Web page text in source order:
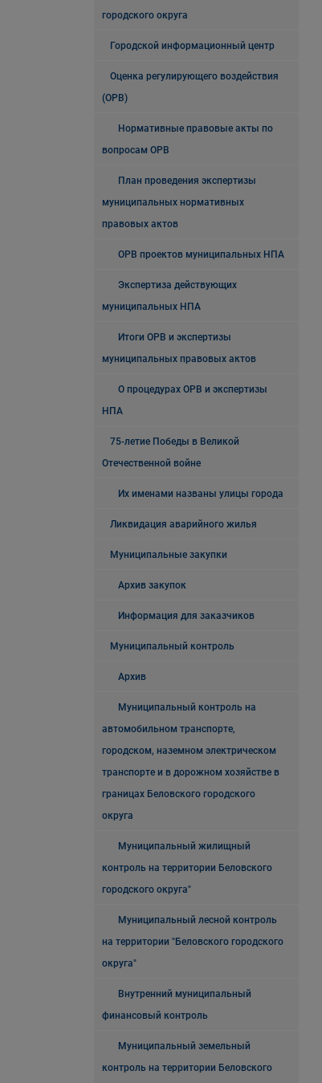
городского округа
Городской информационный центр
Оценка регулирующего воздействия
(ОРВ)
Нормативные правовые акты по
вопросам ОРВ
План проведения экспертизы
муниципальных нормативных
правовых актов
ОРВ проектов муниципальных НПА
Экспертиза действующих
муниципальных НПА
Итоги ОРВ и экспертизы
муниципальных правовых актов
О процедурах ОРВ и экспертизы
НПА
75-летие Победы в Великой
Отечественной войне
Их именами названы улицы города
Ликвидация аварийного жилья
Муниципальные закупки
Архив закупок
Информация для заказчиков
Муниципальный контроль
Архив
Муниципальный контроль на
автомобильном транспорте,
городском, наземном электрическом
транспорте и в дорожном хозяйстве в
границах Беловского городского
округа
Муниципальный жилищный
контроль на территории Беловского
городского округа"
Муниципальный лесной контроль
на территории "Беловского городского
округа"
Внутренний муниципальный
финансовый контроль
Муниципальный земельный
контроль на территории Беловского